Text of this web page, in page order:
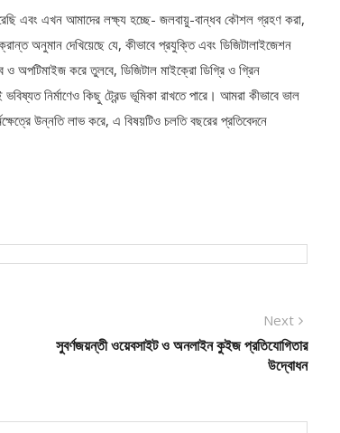
এবং এখন আমাদের লক্ষ্য হচ্ছে- জলবায়ু-বান্ধব কৌশল গ্রহণ করা,
অনুমান দেখিয়েছে যে, কীভাবে প্রযুক্তি এবং ডিজিটালাইজেশন
অপটিমাইজ করে তুলবে, ডিজিটাল মাইক্রো ডিগ্রি ও গ্রিন
নির্মাণেও কিছু ট্রেন্ড ভূমিকা রাখতে পারে। আমরা কীভাবে ভাল
উন্নতি লাভ করে, এ বিষয়টিও চলতি বছরের প্রতিবেদনে
Next
post:
সুবর্ণজয়ন্তী ওয়েবসাইট ও অনলাইন কুইজ প্রতিযোগিতার
উদ্বোধন